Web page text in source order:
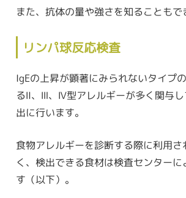
また、抗体の量や強さを知ることもで
リンパ球反応検査
IgEの上昇が顕著にみられないタイプ
るⅡ、Ⅲ、Ⅳ型アレルギーが多く関与
出に行います。
食物アレルギーを診断する際に利用さ
く、検出できる食材は検査センターに
す（以下）。